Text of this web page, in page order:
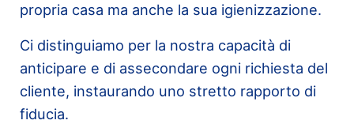
propria casa ma anche la sua igienizzazione.
Ci distinguiamo per la nostra capacità di
anticipare e di assecondare ogni richiesta del
cliente, instaurando uno stretto rapporto di
fiducia.